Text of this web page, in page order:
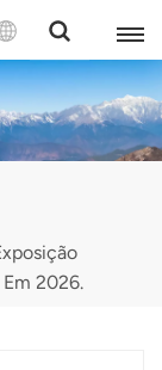
2026.